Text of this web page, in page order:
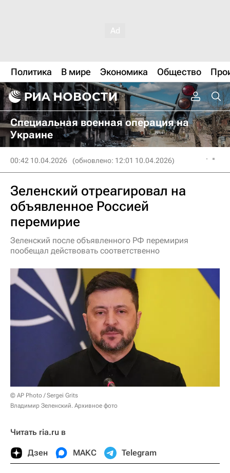
Политика В мире Экономика Общество
Специальная военная операция на
Украине
00:42 10.04.2026 (обновлено: 12:01 10.04.2026)
Зеленский отреагировал на
объявленное Россией
перемирие
Зеленский после объявленного РФ перемирия
пообещал действовать соответственно
© AP Photo / Sergei Grits
Владимир Зеленский. Архивное фото
Читать ria.ru в
Дзен МАКС Telegram